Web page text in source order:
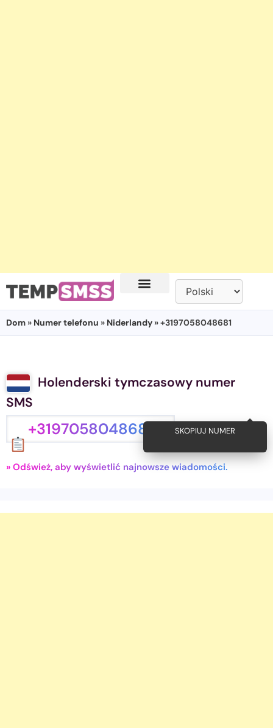
Dom » Numer telefonu » Niderlandy » +3197058048681
Holenderski tymczasowy numer
SMS
+3197058048681 SKOPIUJ NUMER
» Odśwież, aby wyświetlić najnowsze wiadomości.